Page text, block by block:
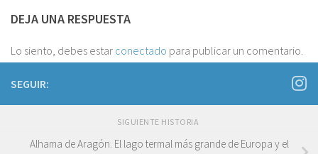
DEJA UNA RESPUESTA
Lo siento, debes estar conectado para publicar un comentario.
SEGUIR:
SIGUIENTE HISTORIA
Alhama de Aragón. El lago termal más grande de Europa y el